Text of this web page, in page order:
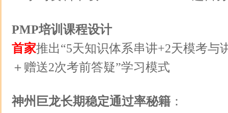
PMP培训课程设计
首家推出“5天知识体系串讲+2天模考与
＋赠送2次考前答疑”学习模式
神州巨龙长期稳定通过率秘籍 ：